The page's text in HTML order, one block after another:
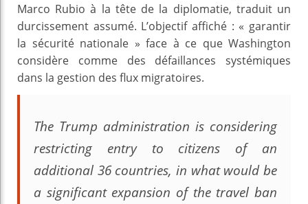
Marco Rubio à la tête de la diplomatie, traduit un
durcissement assumé. L’objectif affiché : « garantir
la sécurité nationale » face à ce que Washington
considère comme des défaillances systémiques
dans la gestion des flux migratoires.
The Trump administration is considering
restricting entry to citizens of an
additional 36 countries, in what would be
a significant expansion of the travel ban